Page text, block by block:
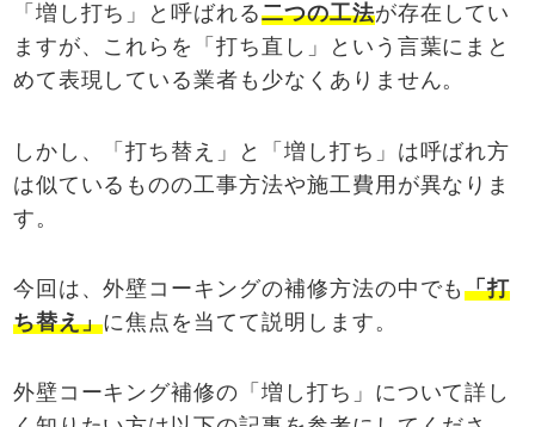
「増し打ち」と呼ばれる二つの工法が存在してい
ますが、これらを「打ち直し」という言葉にまと
めて表現している業者も少なくありません。
しかし、「打ち替え」と「増し打ち」は呼ばれ方
は似ているものの工事方法や施工費用が異なりま
す。
今回は、外壁コーキングの補修方法の中でも「打
ち替え」に焦点を当てて説明します。
外壁コーキング補修の「増し打ち」について詳し